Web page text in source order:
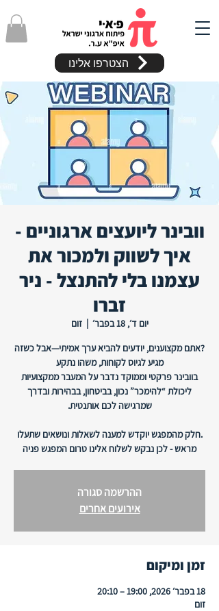
הצטרפו אלינו
וובינר ליועצים ארגוניים -
איך לשווק ולמכור את
עצמנו בלי להתנצל - ניר
זברו
יום ד׳, 18 בפבר׳
  |
זום
?אתם מקצוענים, יודעים להביא ערך אמיתי—אבל כשזה
בוובינר פרקטי וממוקד נדבר על המעבר ממקצועיות
ליכולת “להימכר” נכון, בביטחון, בבהירות ובדרך
.חלק מהמפגש יוקדש למענה לשאלות ונושאים שתעלו
מראש - לכן נבקש לשלוח אלינו טרום המפגש פניה
ההרשמה סגורה
אירועים אחרים
זמן ומיקום
18 בפבר׳ 2026, 19:00 – 20:10
זום